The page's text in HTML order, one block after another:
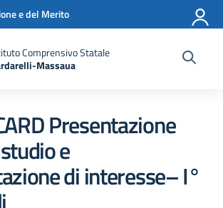
e del Merito
Comprensivo Statale
Massaua
Presentazione
e
di interesse– I°